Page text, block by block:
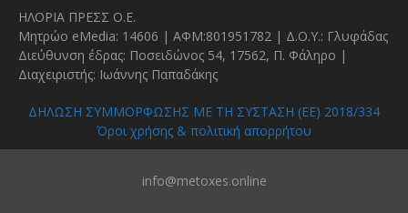
ΗΛΟΡΙΑ ΠΡΕΣΣ Ο.Ε.
Μητρώο eMedia: 14606 | ΑΦΜ:801951782 | Δ.Ο.Υ.: Γλυφάδας
Διεύθυνση έδρας: Ποσειδώνος 54, 17562, Π. Φάληρο |
Διαχειριστής: Ιωάννης Παπαδάκης
ΔΗΛΩΣΗ ΣΥΜΜΟΡΦΩΣΗΣ ΜΕ ΤΗ ΣΥΣΤΑΣΗ (ΕΕ) 2018/334
Όροι χρήσης & πολιτική απορρήτου
info@metoxes.online